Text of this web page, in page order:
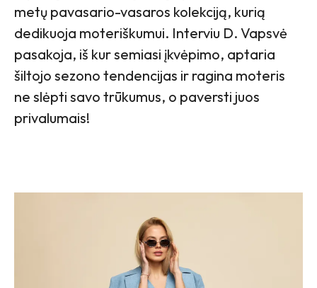
metų pavasario-vasaros kolekciją, kurią
dedikuoja moteriškumui. Interviu D. Vapsvė
pasakoja, iš kur semiasi įkvėpimo, aptaria
šiltojo sezono tendencijas ir ragina moteris
ne slėpti savo trūkumus, o paversti juos
privalumais!